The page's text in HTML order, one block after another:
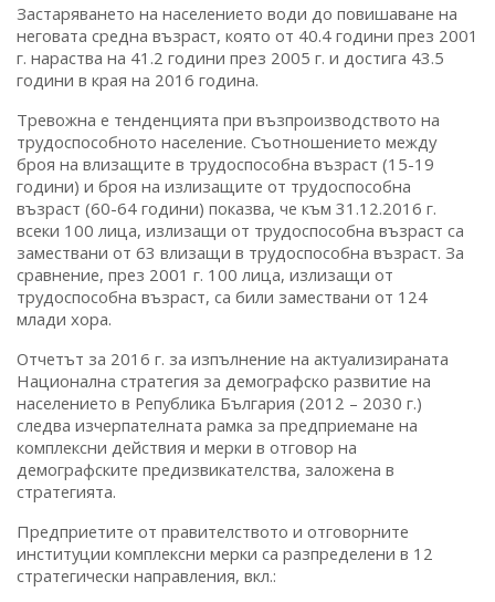
Застаряването на населението води до повишаване на
неговата средна възраст, която от 40.4 години през 2001
г. нараства на 41.2 години през 2005 г. и достига 43.5
години в края на 2016 година.
Тревожна е тенденцията при възпроизводството на
трудоспособното население. Съотношението между
броя на влизащите в трудоспособна възраст (15-19
години) и броя на излизащите от трудоспособна
възраст (60-64 години) показва, че към 31.12.2016 г.
всеки 100 лица, излизащи от трудоспособна възраст са
замествани от 63 влизащи в трудоспособна възраст. За
сравнение, през 2001 г. 100 лица, излизащи от
трудоспособна възраст, са били замествани от 124
млади хора.
Отчетът за 2016 г. за изпълнение на актуализираната
Национална стратегия за демографско развитие на
населението в Република България (2012 – 2030 г.)
следва изчерпателната рамка за предприемане на
комплексни действия и мерки в отговор на
демографските предизвикателства, заложена в
стратегията.
Предприетите от правителството и отговорните
институции комплексни мерки са разпределени в 12
стратегически направления, вкл.: